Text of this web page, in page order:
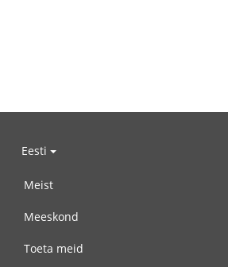
Eesti
Meist
Meeskond
Toeta meid